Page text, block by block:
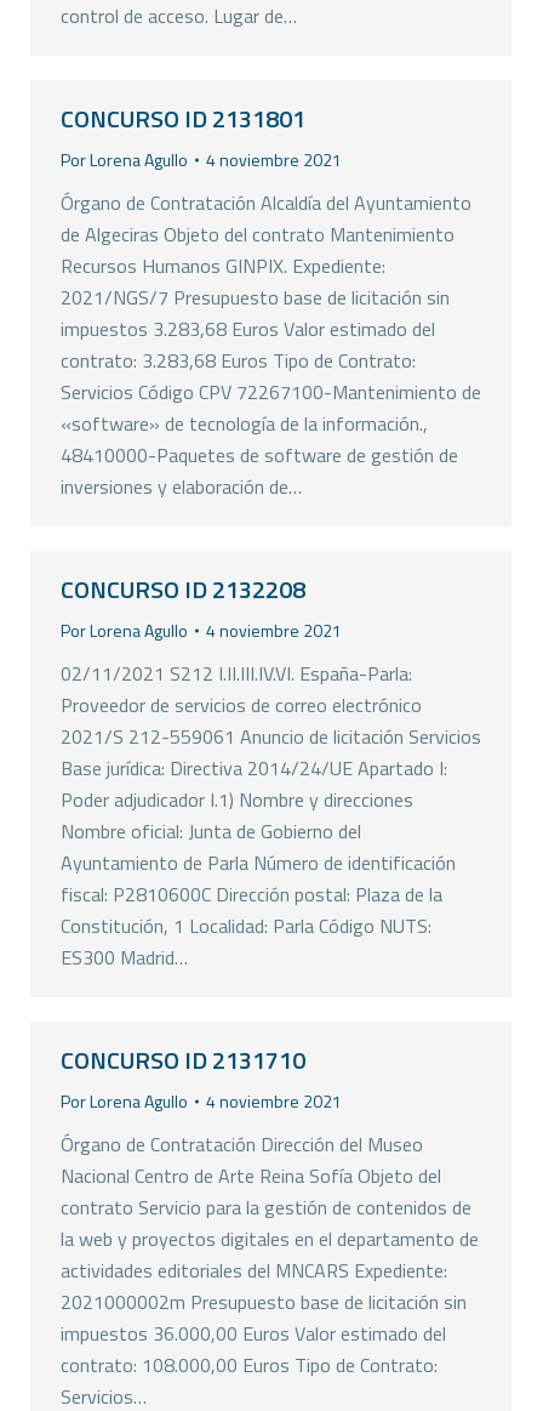
control de acceso. Lugar de…
CONCURSO ID 2131801
PorLorena Agullo 4 noviembre 2021
Órgano de Contratación Alcaldía del Ayuntamiento
de Algeciras Objeto del contrato Mantenimiento
Recursos Humanos GINPIX. Expediente:
2021/NGS/7 Presupuesto base de licitación sin
impuestos 3.283,68 Euros Valor estimado del
contrato: 3.283,68 Euros Tipo de Contrato:
Servicios Código CPV 72267100-Mantenimiento de
«software» de tecnología de la información.,
48410000-Paquetes de software de gestión de
inversiones y elaboración de…
CONCURSO ID 2132208
PorLorena Agullo 4 noviembre 2021
02/11/2021 S212 I.II.III.IV.VI. España-Parla:
Proveedor de servicios de correo electrónico
2021/S 212-559061 Anuncio de licitación Servicios
Base jurídica: Directiva 2014/24/UE Apartado I:
Poder adjudicador I.1) Nombre y direcciones
Nombre oficial: Junta de Gobierno del
Ayuntamiento de Parla Número de identificación
fiscal: P2810600C Dirección postal: Plaza de la
Constitución, 1 Localidad: Parla Código NUTS:
ES300 Madrid…
CONCURSO ID 2131710
PorLorena Agullo 4 noviembre 2021
Órgano de Contratación Dirección del Museo
Nacional Centro de Arte Reina Sofía Objeto del
contrato Servicio para la gestión de contenidos de
la web y proyectos digitales en el departamento de
actividades editoriales del MNCARS Expediente:
2021000002m Presupuesto base de licitación sin
impuestos 36.000,00 Euros Valor estimado del
contrato: 108.000,00 Euros Tipo de Contrato:
Servicios…